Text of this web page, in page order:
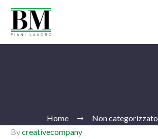
Home Non categorizzato
Bycreativecompany